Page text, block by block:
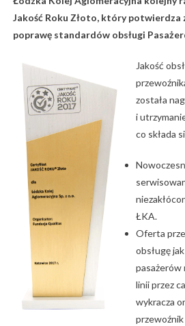
Jakość Roku Złoto, który potwierdza
poprawę standardów obsługi
Jakość
została
i
co składa
ŁKA.
Oferta
obsługę
pasażerów
linii przez
wykracza